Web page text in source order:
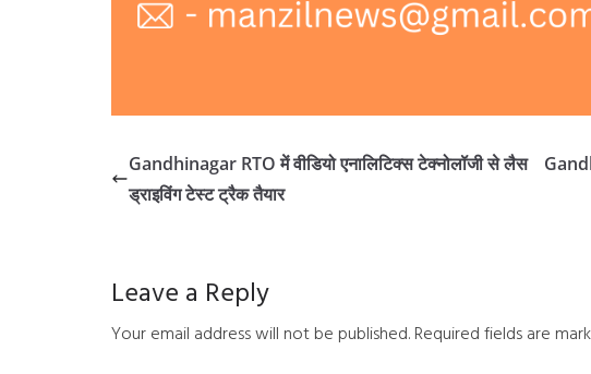
Gandhinagar RTO में वीडियो एनालिटिक्स टेक्नोलॉजी से लैस
ड्राइविंग टेस्ट ट्रैक तैयार
Leave a Reply
Your email address will not be published. Required fields are